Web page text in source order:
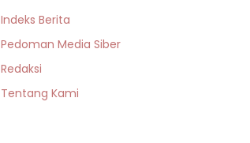
Indeks Berita
Pedoman Media Siber
Redaksi
Tentang Kami